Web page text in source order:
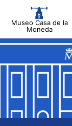
Museo Casa de la
Moneda